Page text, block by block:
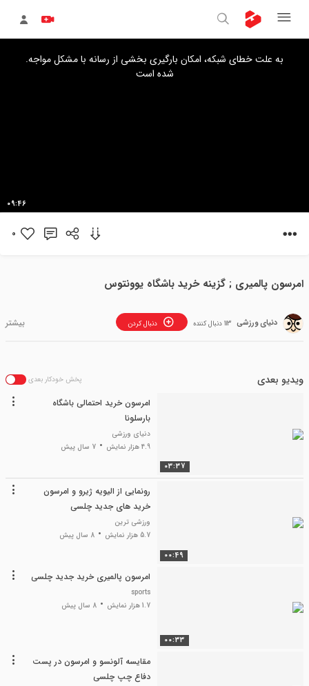
.به علت خطای شبکه، امکان بارگیری بخشی از رسانه با مشکل مواجه
شده است
09:46
0
امرسون پالمیری ; گزینه خرید باشگاه یوونتوس
دنیای ورزشی دنبال کردن 113 دنبال کننده
ویدیو بعدی پخش خودکار بعدی
03:37
امرسون خرید احتمالی باشگاه
بارسلونا
دنیای ورزشی
4.9 هزار نمایش
7 سال پیش
00:49
رونمایی از الیویه ژیرو و امرسون
خرید های جدید چلسی
ورزشی ترین
5.7 هزار نمایش
8 سال پیش
00:33
امرسون پالمیری خرید جدید چلسی
sports
1.7 هزار نمایش
8 سال پیش
مقایسه آلونسو و امرسون در پست
دفاع چپ چلسی